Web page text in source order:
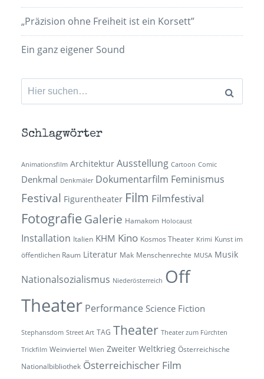
„Präzision ohne Freiheit ist ein Korsett”
Ein ganz eigener Sound
Suchen
nach:
Schlagwörter
Animationsfilm Architektur Ausstellung Cartoon Comic
Denkmal Denkmäler Dokumentarfilm Feminismus
Festival Figurentheater Film Filmfestival
Fotografie Galerie Hamakom Holocaust
Installation Italien KHM Kino Kosmos Theater Krimi Kunst im
öffentlichen Raum Literatur Mak Menschenrechte MUSA Musik
Nationalsozialismus Niederösterreich Off
Theater Performance Science Fiction
Stephansdom Street Art TAG Theater Theater zum Fürchten
Trickfilm Weinviertel Wien Zweiter Weltkrieg Österreichische
Nationalbibliothek Österreichischer Film